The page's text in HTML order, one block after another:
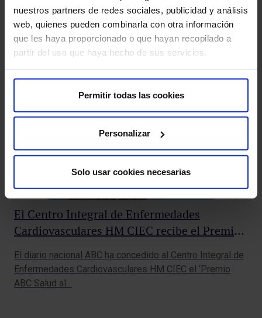
nuestros partners de redes sociales, publicidad y análisis
web, quienes pueden combinarla con otra información
que les haya proporcionado o que hayan recopilado a
partir del uso que haya hecho de sus servicios.
Permitir todas las cookies
Personalizar
Solo usar cookies necesarias
También te puede interesar
El Centro Integral de Enfermedades
Cardiovasculares HM CIEC recibe el Premio
ABC Salud al Centro Sanitario Privado del
Año
El diario nacional ABC ha concedido al Centro Integral de
Enfermedades Cardiovasculares HM CIEC el ‘Premio
ABC Salud al…